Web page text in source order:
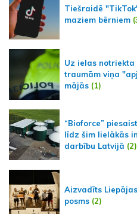
Tiešraidē
maziem bērniem
Uz ielas
traumām viņa
mājās (1)
“Bioforce”
līdz šim lielākās
darbību Latvijā (2)
Aizvadīts
posms (2)